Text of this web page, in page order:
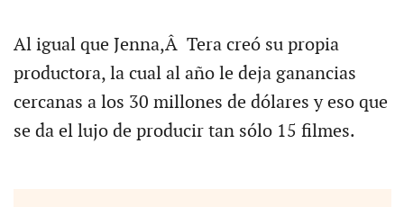
Al igual que Jenna,Â Tera creó su propia
productora, la cual al año le deja ganancias
cercanas a los 30 millones de dólares y eso que
se da el lujo de producir tan sólo 15 filmes.